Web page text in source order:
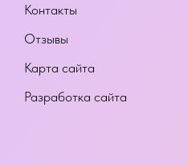
Контакты
Отзывы
Карта сайта
Разработка сайта